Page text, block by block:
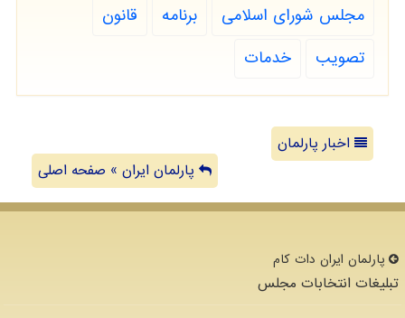
مجلس شورای اسلامی
برنامه
قانون
تصویب
خدمات
اخبار پارلمان
پارلمان ایران » صفحه اصلی
پارلمان ایران دات كام
تبلیغات انتخابات مجلس